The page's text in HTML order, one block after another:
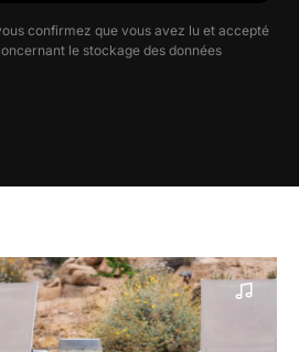
confirmez que vous avez lu et accepté
le stockage des données